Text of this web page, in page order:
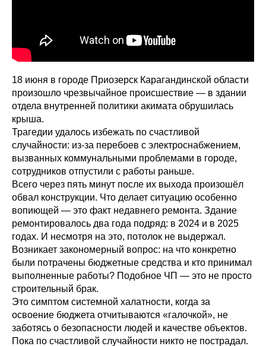
18 июня в городе Приозерск Карагандинской области
произошло чрезвычайное происшествие — в здании
отдела внутренней политики акимата обрушилась
крыша.
Трагедии удалось избежать по счастливой
случайности: из-за перебоев с электроснабжением,
вызванных коммунальными проблемами в городе,
сотрудников отпустили с работы раньше.
Всего через пять минут после их выхода произошёл
обвал конструкции. Что делает ситуацию особенно
вопиющей — это факт недавнего ремонта. Здание
ремонтировалось два года подряд: в 2024 и в 2025
годах. И несмотря на это, потолок не выдержал.
Возникает закономерный вопрос: на что конкретно
были потрачены бюджетные средства и кто принимал
выполненные работы? Подобное ЧП — это не просто
строительный брак.
Это симптом системной халатности, когда за
освоение бюджета отчитываются «галочкой», не
заботясь о безопасности людей и качестве объектов.
Пока по счастливой случайности никто не пострадал.